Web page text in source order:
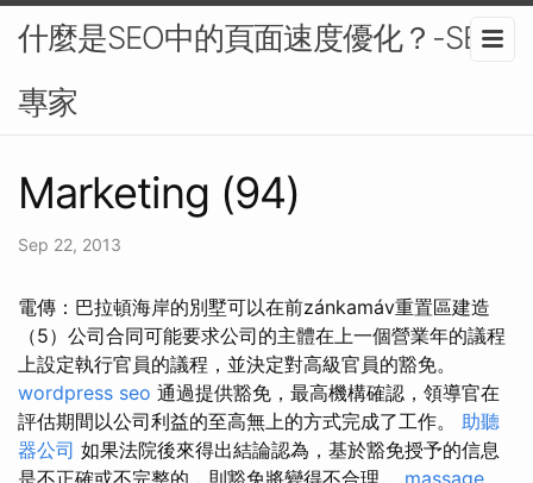
什麼是SEO中的頁面速度優化？-SEO
專家
Marketing (94)
Sep 22, 2013
電傳：巴拉頓海岸的別墅可以在前zánkamáv重置區建造
（5）公司合同可能要求公司的主體在上一個營業年的議程
上設定執行官員的議程，並決定對高級官員的豁免。
wordpress seo 通過提供豁免，最高機構確認，領導官在
評估期間以公司利益的至高無上的方式完成了工作。 助聽
器公司 如果法院後來得出結論認為，基於豁免授予的信息
是不正確或不完整的，則豁免將變得不合理。 massage